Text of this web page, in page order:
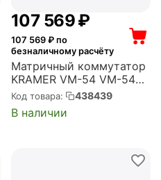
107 569₽
107 569₽ по
безналичному расчёту
Матричный коммутатор
KRAMER VM-54 VM-54
(11-0265020)
Код товара: 438439
В наличии